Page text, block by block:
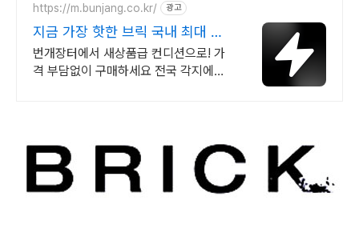
https://m.bunjang.co.kr/ 광고
지금 가장 핫한 브릭 국내 최대 브
랜드 중고거래
번개장터에서 새상품급 컨디션으로! 가
격 부담없이 구매하세요 전국 각지에서